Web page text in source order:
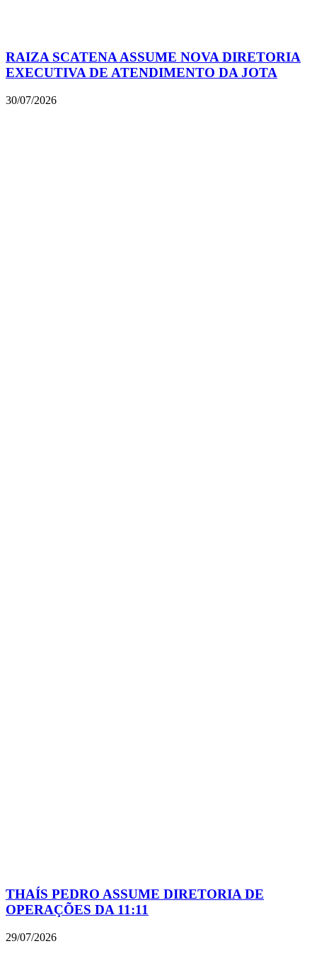
RAIZA SCATENA ASSUME NOVA DIRETORIA
EXECUTIVA DE ATENDIMENTO DA JOTA
30/07/2026
THAÍS PEDRO ASSUME DIRETORIA DE
OPERAÇÕES DA 11:11
29/07/2026